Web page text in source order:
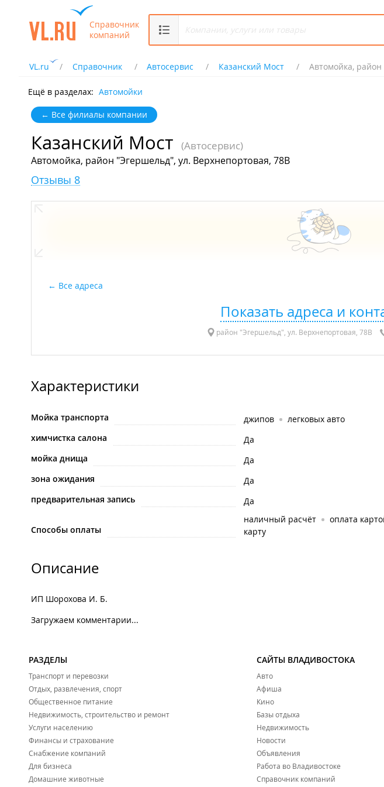
Справочник
компаний
VL.ru Справочник Автосервис Казанский Мост Автомойка,
Ещё в разделах: Автомойки
← Все филиалы компании
Казанский Мост (Автосервис)
Автомойка, район "Эгершельд", ул. Верхнепортовая, 78В
Отзывы 8
Все адреса
Показать адреса и
район "Эгершельд", ул. Верхнепортовая, 78В
Характеристики
Мойка транспорта джипов
легковых авто
химчистка салона
Да
мойка днища
Да
зона ожидания
Да
предварительная запись
Да
Способы оплаты
наличный расчёт оплата
карту
Описание
ИП Шорохова И. Б.
Загружаем комментарии...
РАЗДЕЛЫ
Транспорт и перевозки
Отдых, развлечения, спорт
Общественное питание
Недвижимость, строительство и ремонт
Услуги населению
Финансы и страхование
Снабжение компаний
Для бизнеса
Домашние животные
САЙТЫ ВЛАДИВОСТОКА
Авто
Афиша
Кино
Базы отдыха
Недвижимость
Новости
Объявления
Работа во Владивостоке
Справочник компаний